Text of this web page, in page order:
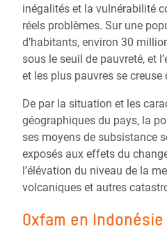
inégalités et la vulnérabilité
réels problèmes. Sur une
d’habitants, environ 30
sous le seuil de pauvreté, et
et les plus pauvres se creuse
De par la situation et les
géographiques du pays, la
ses moyens de subsistance
exposés aux effets du
l’élévation du niveau de la
volcaniques et autres
Oxfam en Indonésie